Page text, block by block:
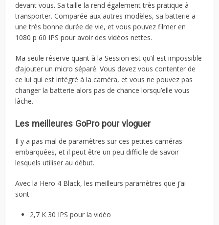
devant vous. Sa taille la rend également très pratique à
transporter. Comparée aux autres modèles, sa batterie a
une très bonne durée de vie, et vous pouvez filmer en
1080 p 60 IPS pour avoir des vidéos nettes.
Ma seule réserve quant à la Session est qu’il est impossible
d’ajouter un micro séparé. Vous devez vous contenter de
ce lui qui est intégré à la caméra, et vous ne pouvez pas
changer la batterie alors pas de chance lorsqu’elle vous
lâche.
Les meilleures GoPro pour vloguer
Il y a pas mal de paramètres sur ces petites caméras
embarquées, et il peut être un peu difficile de savoir
lesquels utiliser au début.
Avec la Hero 4 Black, les meilleurs paramètres que j’ai
sont :
2,7 K 30 IPS pour la vidéo